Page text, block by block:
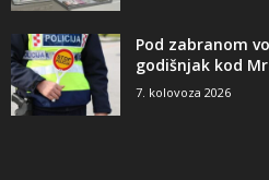
Pod zabranom
godišnjak kod
7. kolovoza 2026